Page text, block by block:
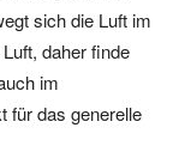
sich die Luft im
daher finde
im
für das generelle